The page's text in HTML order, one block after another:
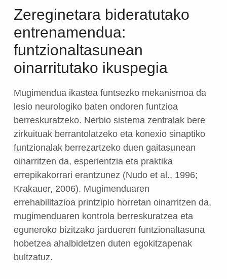
Zereginetara bideratutako
entrenamendua:
funtzionaltasunean
oinarritutako ikuspegia
Mugimendua ikastea funtsezko mekanismoa da
lesio neurologiko baten ondoren funtzioa
berreskuratzeko. Nerbio sistema zentralak bere
zirkuituak berrantolatzeko eta konexio sinaptiko
funtzionalak berrezartzeko duen gaitasunean
oinarritzen da, esperientzia eta praktika
errepikakorrari erantzunez (Nudo et al., 1996;
Krakauer, 2006). Mugimenduaren
errehabilitazioa printzipio horretan oinarritzen da,
mugimenduaren kontrola berreskuratzea eta
eguneroko bizitzako jardueren funtzionaltasuna
hobetzea ahalbidetzen duten egokitzapenak
bultzatuz.